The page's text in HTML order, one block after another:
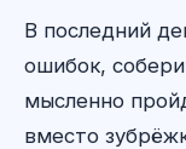
В последний
ошибок,
мысленно
вместо